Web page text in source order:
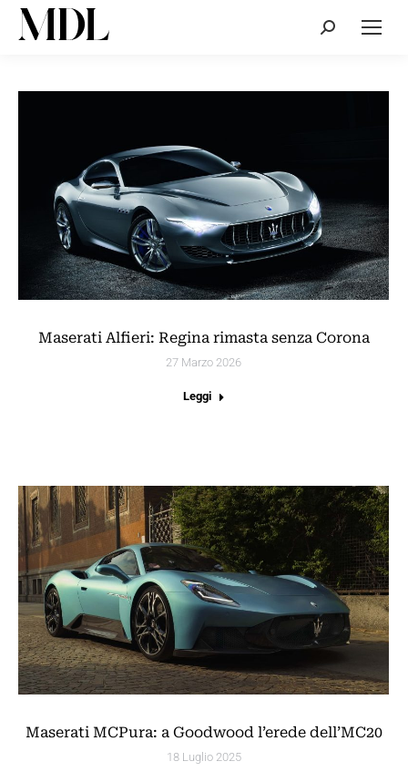
Cerca:
Maserati Alfieri: Regina rimasta senza Corona
27 Marzo 2026
Leggi
Maserati MCPura: a Goodwood l’erede dell’MC20
18 Luglio 2025